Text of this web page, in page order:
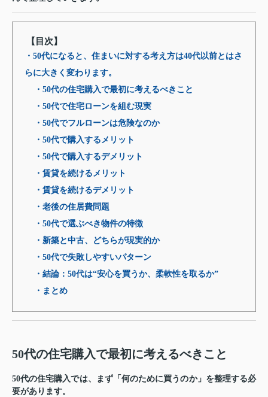
【目次】
・50代になると、住まいに対する考え方は40代以前とはさ
らに大きく変わります。
・50代の住宅購入で最初に考えるべきこと
・50代で住宅ローンを組む現実
・50代でフルローンは危険なのか
・50代で購入するメリット
・50代で購入するデメリット
・賃貸を続けるメリット
・賃貸を続けるデメリット
・老後の住居費問題
・50代で選ぶべき物件の特徴
・新築と中古、どちらが現実的か
・50代で失敗しやすいパターン
・結論：50代は“安心を買うか、柔軟性を取るか”
・まとめ
50代の住宅購入で最初に考えるべきこと
50代の住宅購入では、まず「何のために買うのか」を整理する必
要があります。